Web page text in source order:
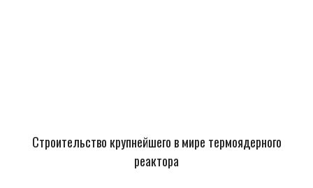
Строительство крупнейшего в мире термоядерного
реактора